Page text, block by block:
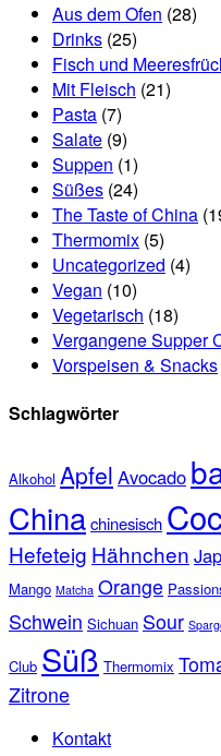
Aus dem Ofen (28)
Drinks (25)
Fisch und
Mit Fleisch (21)
Pasta (7)
Salate (9)
Suppen (1)
Süßes (24)
The Taste of China
Thermomix (5)
Uncategorized (4)
Vegan (10)
Vegetarisch (18)
Vergangene Supper
Vorspeisen & Snacks
Schlagwörter
Alkohol Apfel Avocado
Chinachinesisch
Hefeteig Hähnchen
Mango Matcha Orange
Schwein Sichuan Sour
Club Süß Thermomix
Zitrone
Kontakt